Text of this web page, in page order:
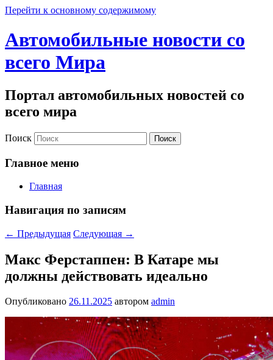
Перейти к основному содержимому
Автомобильные новости со
всего Мира
Портал автомобильных новостей со
всего мира
Поиск
Главное меню
Главная
Навигация по записям
← Предыдущая Следующая →
Макс Ферстаппен: В Катаре мы
должны действовать идеально
Опубликовано 26.11.2025 автором admin